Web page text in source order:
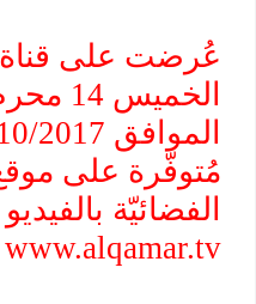
عُرضت على قناة
الموافق 5/10/2017م
مُتوفّرة على
الفضائيّة بالفيديو
www.alqamar.tv